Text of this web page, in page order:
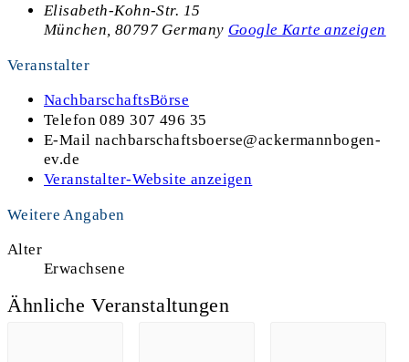
Elisabeth-Kohn-Str. 15
München, 80797 Germany Google Karte anzeigen
Veranstalter
NachbarschaftsBörse
Telefon089 307 496 35
E-Mail nachbarschaftsboerse@ackermannbogen-
ev.de
Veranstalter-Website anzeigen
Weitere Angaben
Alter
Erwachsene
Ähnliche Veranstaltungen